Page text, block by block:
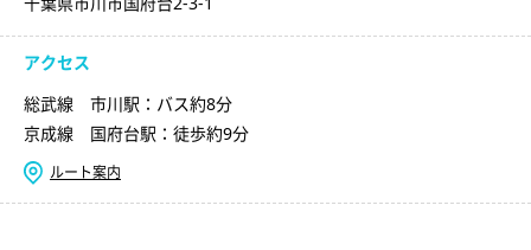
アクセス
総武線 市川駅：バス約8分
京成線 国府台駅：徒歩約9分
ルート案内